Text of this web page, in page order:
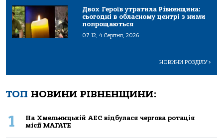
Двох Героїв утратила Рівненщина:
сьогодні в обласному центрі з ними
попрощаються
07:12, 4 Серпня, 2026
НОВИНИ РОЗДІЛУ>
ТОП НОВИНИ РІВНЕНЩИНИ:
1
На Хмельницькій АЕС відбулася чергова ротація
місії МАГАТЕ